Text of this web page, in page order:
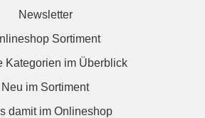
Newsletter
Sortiment
Kategorien im Überblick
Neu im Sortiment
damit im Onlineshop